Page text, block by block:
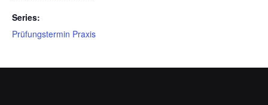
Series:
Prüfungstermin Praxis